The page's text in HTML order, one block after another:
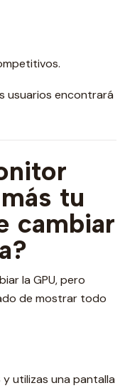
usuarios encontrará
tu
cambiar
la GPU, pero
de mostrar todo
utilizas una pantalla